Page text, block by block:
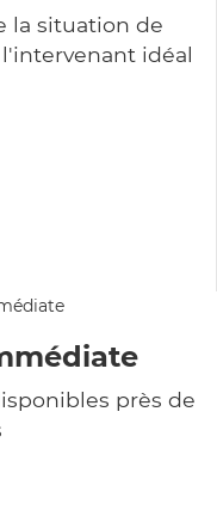
la situation de
idéal
près de